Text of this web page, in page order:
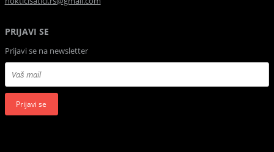
PRIJAVI SE
Prijavi se na newsletter
Prijavi se